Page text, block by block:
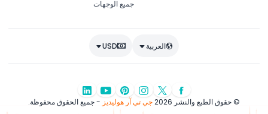
جميع الوجهات
العربية USD
© حقوق الطبع والنشر 2026 جي تي آر هوليديز - جميع الحقوق محفوظة.